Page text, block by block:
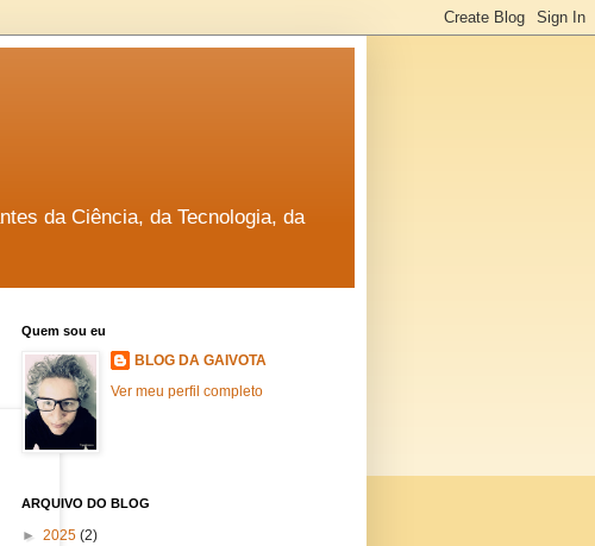
da Ciência, da Tecnologia, da
Quem sou eu
BLOG DA GAIVOTA
Ver meu perfil completo
ARQUIVO DO BLOG
► 2025 (2)